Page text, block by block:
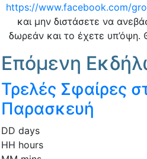
https://www.facebook.com/
και μην διστάσετε να
δωρεάν και το έχετε
Επόμενη
Τρελές Σφαίρες
Παρασκευή
DD days
HH hours